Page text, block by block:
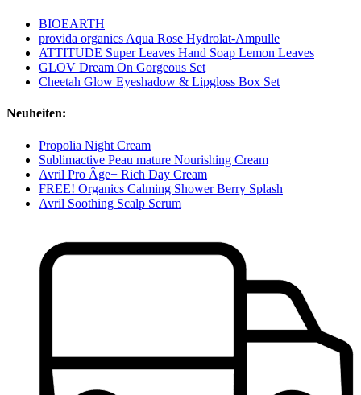
BIOEARTH
provida organics Aqua Rose Hydrolat-Ampulle
ATTITUDE Super Leaves Hand Soap Lemon Leaves
GLOV Dream On Gorgeous Set
Cheetah Glow Eyeshadow & Lipgloss Box Set
Neuheiten:
Propolia Night Cream
Sublimactive Peau mature Nourishing Cream
Avril Pro Âge+ Rich Day Cream
FREE! Organics Calming Shower Berry Splash
Avril Soothing Scalp Serum